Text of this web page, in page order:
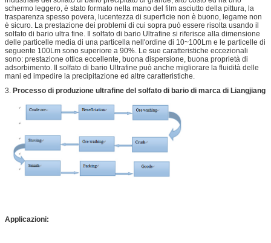
schermo leggero, è stato formato nella mano del film asciutto della pittura, la
trasparenza spesso povera, lucentezza di superficie non è buono, legame non
è sicuro. La prestazione dei problemi di cui sopra può essere risolta usando il
solfato di bario ultra fine. Il solfato di bario Ultrafine si riferisce alla dimensione
delle particelle media di una particella nell'ordine di 10~100Lm e le particelle di
seguente 100Lm sono superiore a 90%. Le sue caratteristiche eccezionali
sono: prestazione ottica eccellente, buona dispersione, buona proprietà di
adsorbimento. Il solfato di bario Ultrafine può anche migliorare la fluidità delle
mani ed impedire la precipitazione ed altre caratteristiche.
3. Processo di produzione ultrafine del solfato di bario di marca di Liangjiang
Applicazioni: